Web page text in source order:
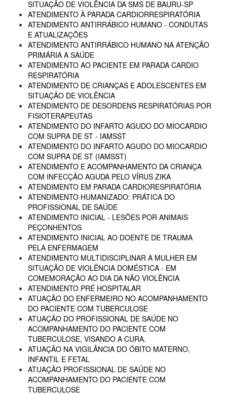
SITUAÇÃO DE VIOLÊNCIA DA SMS DE BAURU-SP
ATENDIMENTO À PARADA CARDIORRESPIRATÓRIA
ATENDIMENTO ANTIRRÁBICO HUMANO - CONDUTAS
E ATUALIZAÇÕES
ATENDIMENTO ANTIRRÁBICO HUMANO NA ATENÇÃO
PRIMÁRIA A SAÚDE
ATENDIMENTO AO PACIENTE EM PARADA CARDIO
RESPIRATÓRIA
ATENDIMENTO DE CRIANÇAS E ADOLESCENTES EM
SITUAÇÃO DE VIOLÊNCIA
ATENDIMENTO DE DESORDENS RESPIRATÓRIAS POR
FISIOTERAPEUTAS
ATENDIMENTO DO INFARTO AGUDO DO MIOCARDIO
COM SUPRA DE ST - IAMSST
ATENDIMENTO DO INFARTO AGUDO DO MIOCARDIO
COM SUPRA DE ST (IAMSST)
ATENDIMENTO E ACOMPANHAMENTO DA CRIANÇA
COM INFECÇÃO AGUDA PELO VÍRUS ZIKA
ATENDIMENTO EM PARADA CARDIORESPIRATÓRIA
ATENDIMENTO HUMANIZADO: PRÁTICA DO
PROFISSIONAL DE SAÚDE
ATENDIMENTO INICIAL - LESÕES POR ANIMAIS
PEÇONHENTOS
ATENDIMENTO INICIAL AO DOENTE DE TRAUMA
PELA ENFERMAGEM
ATENDIMENTO MULTIDISCIPLINAR A MULHER EM
SITUAÇÃO DE VIOLÊNCIA DOMÉSTICA - EM
COMEMORAÇÃO AO DIA DA NÃO VIOLÊNCIA
ATENDIMENTO PRÉ HOSPITALAR
ATUAÇÃO DO ENFERMEIRO NO ACOMPANHAMENTO
DO PACIENTE COM TUBERCULOSE
ATUAÇÃO DO PROFISSIONAL DE SAÚDE NO
ACOMPANHAMENTO DO PACIENTE COM
TUBERCULOSE, VISANDO A CURA.
ATUAÇÃO NA VIGILÂNCIA DO ÓBITO MATERNO,
INFANTIL E FETAL
ATUAÇÃO PROFISSIONAL DE SAÚDE NO
ACOMPANHAMENTO DO PACIENTE COM
TUBERCULOSE